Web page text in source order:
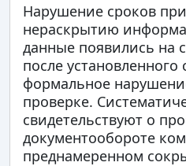
Нарушение сроков
нераскрытию
данные появились на
после установленного
формальное
проверке.
свидетельствуют о
документообороте
преднамеренном